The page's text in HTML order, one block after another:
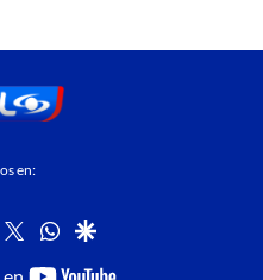
en:
instagram
twitterwhatsapp
google
youtube-